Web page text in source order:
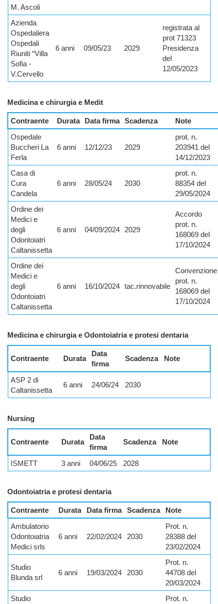
M. Ascoli
Azienda
Ospedaliera
Ospedali
Riuniti “Villa
Sofia -
V.Cervello
6 anni 09/05/23 2029
registrata al
prot 71323
Presidenza
del
12/05/2023
Medicina e chirurgia e Medit
Contraente Durata Data firma Scadenza
Note
Ospedale
Buccheri La
Ferla
6 anni 12/12/23 2029
prot. n.
203941 del
14/12/2023
Casa di
Cura
Candela
6 anni 28/05/24 2030
prot. n.
88354 del
29/05/2024
Ordine dei
Medici e
degli
Odontoiatri
Caltanissetta
6 anni 04/09/2024 2029
Accordo
prot. n.
168069 del
17/10/2024
Ordine dei
Medici e
degli
Odontoiatri
Caltanissetta
6 anni 16/10/2024 tac.rinnovabile
Convenzione
prot. n.
168069 del
17/10/2024
Medicina e chirurgia e Odontoiatria e protesi dentaria
Contraente Durata
Data
firma
Scadenza Note
ASP 2 di
Caltanissetta
6 anni 24/06/24 2030
Nursing
Contraente Durata
Data
firma
Scadenza Note
ISMETT 3 anni 04/06/25 2028
Odontoiatria e protesi dentaria
Contraente Durata Data firma Scadenza
Note
Ambulatorio
Odontoiatria
Medici srls
6 anni 22/02/2024 2030
Prot. n.
28388 del
23/02/2024
Studio
Blunda srl
6 anni 19/03/2024 2030
Prot. n.
44708 del
20/03/2024
Studio
Prot. n.